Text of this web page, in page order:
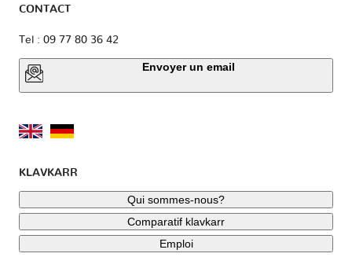
CONTACT
Tel : 09 77 80 36 42
Envoyer un email
KLAVKARR
Qui sommes-nous?
Comparatif klavkarr
Emploi